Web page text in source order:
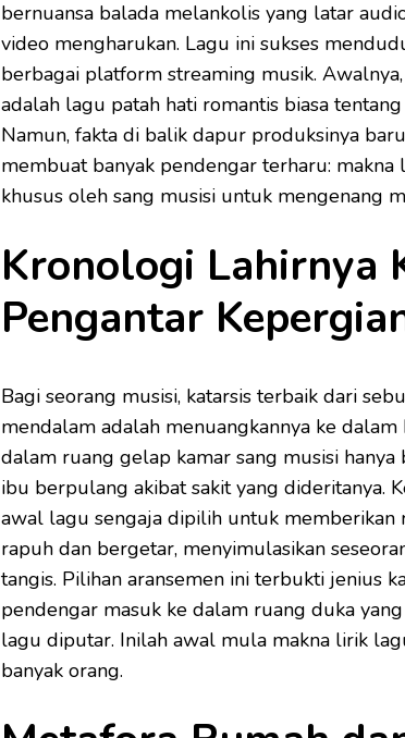
bernuansa balada melankolis yang latar
video mengharukan. Lagu ini sukses
berbagai platform streaming musik.
adalah lagu patah hati romantis biasa
Namun, fakta di balik dapur produksinya
membuat banyak pendengar terharu:
khusus oleh sang musisi untuk mengenang
Kronologi Lahirnya
Pengantar
Bagi seorang musisi, katarsis terbaik dari
mendalam adalah menuangkannya ke
dalam ruang gelap kamar sang musisi
ibu berpulang akibat sakit yang dideritanya.
awal lagu sengaja dipilih untuk
rapuh dan bergetar, menyimulasikan
tangis. Pilihan aransemen ini terbukti jenius
pendengar masuk ke dalam ruang duka
lagu diputar. Inilah awal mula makna lirik
banyak orang.